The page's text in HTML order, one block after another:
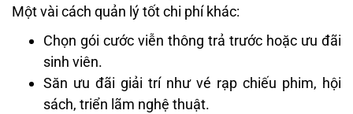
Một vài cách quản lý tốt chi phí khác:
Chọn gói cước viễn thông trả trước hoặc ưu đãi
sinh viên.
Săn ưu đãi giải trí như vé rạp chiếu phim, hội
sách, triển lãm nghệ thuật.